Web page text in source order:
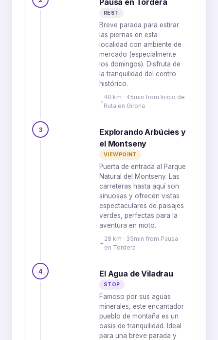
Pausa en Tordera
REST
Breve parada para estirar
las piernas en esta
localidad con ambiente de
mercado (especialmente
los domingos). Disfruta de
la tranquilidad del centro
histórico.
40 km · 45min from Inicio de
Ruta en Girona
3
Explorando Arbúcies y
el Montseny
VIEWPOINT
Puerta de entrada al Parque
Natural del Montseny. Las
carreteras hasta aquí son
sinuosas y ofrecen vistas
espectaculares de paisajes
verdes, perfectas para la
aventura en moto.
28 km · 35min from Pausa
en Tordera
4 El Agua de Viladrau
STOP
Famoso por sus aguas
minerales, este encantador
pueblo de montaña es un
oasis de tranquilidad. Ideal
para una breve parada y